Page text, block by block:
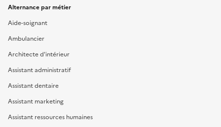
Alternance par métier
Aide-soignant
Ambulancier
Architecte d'intérieur
Assistant administratif
Assistant dentaire
Assistant marketing
Assistant ressources humaines